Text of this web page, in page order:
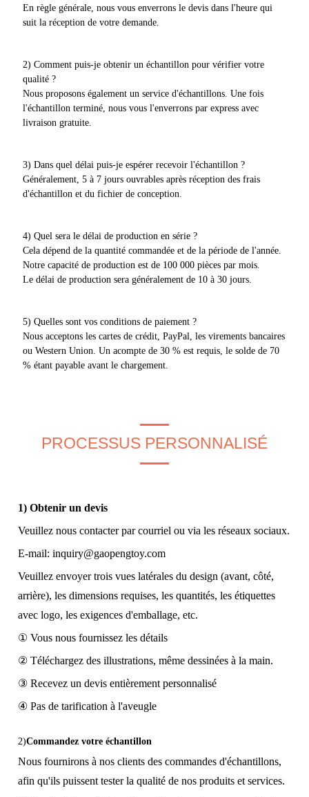
En règle générale, nous vous enverrons le devis dans l'heure qui
suit la réception de votre demande.
2) Comment puis-je obtenir un échantillon pour vérifier votre
qualité ?
Nous proposons également un service d'échantillons. Une fois
l'échantillon terminé, nous vous l'enverrons par express avec
livraison gratuite.
3) Dans quel délai puis-je espérer recevoir l'échantillon ?
Généralement, 5 à 7 jours ouvrables après réception des frais
d'échantillon et du fichier de conception.
4) Quel sera le délai de production en série ?
Cela dépend de la quantité commandée et de la période de l'année.
Notre capacité de production est de 100 000 pièces par mois.
Le délai de production sera généralement de 10 à 30 jours.
5) Quelles sont vos conditions de paiement ?
Nous acceptons les cartes de crédit, PayPal, les virements bancaires
ou Western Union. Un acompte de 30 % est requis, le solde de 70
% étant payable avant le chargement.
PROCESSUS PERSONNALISÉ
1) Obtenir un devis
Veuillez nous contacter par courriel ou via les réseaux sociaux.
E-mail: inquiry@gaopengtoy.com
Veuillez envoyer trois vues latérales du design (avant, côté,
arrière), les dimensions requises, les quantités, les étiquettes
avec logo, les exigences d'emballage, etc.
① Vous nous fournissez les détails
② Téléchargez des illustrations, même dessinées à la main.
③ Recevez un devis entièrement personnalisé
④ Pas de tarification à l'aveugle
2)Commandez votre échantillon
Nous fournirons à nos clients des commandes d'échantillons,
afin qu'ils puissent tester la qualité de nos produits et services.